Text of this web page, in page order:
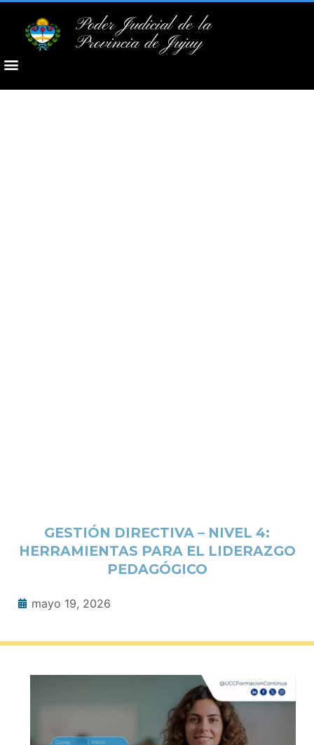
Poder Judicial de la
Provincia de Jujuy
GESTIÓN DIRECTIVA – NIVEL 4:
HERRAMIENTAS PARA EL LIDERAZGO
PEDAGÓGICO
mayo 19, 2026